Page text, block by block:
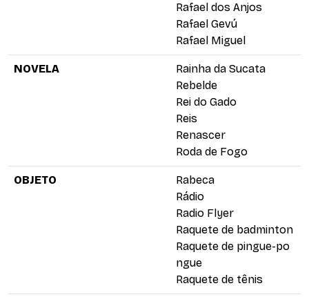
Rafael dos Anjos
Rafael Gevú
Rafael Miguel
NOVELA
Rainha da Sucata
Rebelde
Rei do Gado
Reis
Renascer
Roda de Fogo
OBJETO
Rabeca
Rádio
Radio Flyer
Raquete de badminton
Raquete de pingue-po
ngue
Raquete de tênis